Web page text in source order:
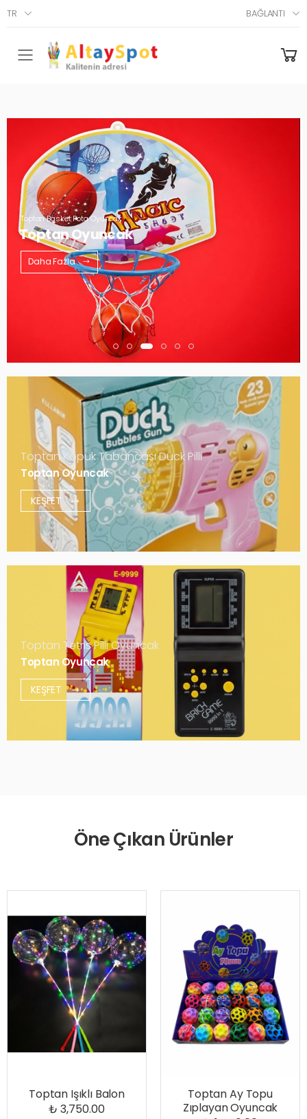
TR BAĞLANTI
Menü
Toptan Basket Pota Oyuncak
Toptan Oyuncak
Daha Fazla
Toptan Köpük Tabancası Duck Pilli
Toptan Oyuncak
KEŞFET
Toptan Tetris Pilli Oyuncak
Toptan Oyuncak
KEŞFET
Öne Çıkan Ürünler
Toptan Işıklı Balon
₺ 3,750.00
Toptan Ay Topu
Zıplayan Oyuncak